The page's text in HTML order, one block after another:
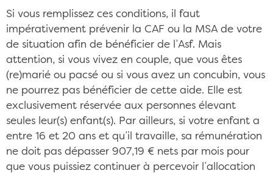
Si vous remplissez ces conditions, il faut
impérativement prévenir la CAF ou la MSA de votre
de situation afin de bénéficier de l’Asf. Mais
attention, si vous vivez en couple, que vous êtes
(re)marié ou pacsé ou si vous avez un concubin, vous
ne pourrez pas bénéficier de cette aide. Elle est
exclusivement réservée aux personnes élevant
seules leur(s) enfant(s). Par ailleurs, si votre enfant a
entre 16 et 20 ans et qu’il travaille, sa rémunération
ne doit pas dépasser 907,19 € nets par mois pour
que vous puissiez continuer à percevoir l’allocation